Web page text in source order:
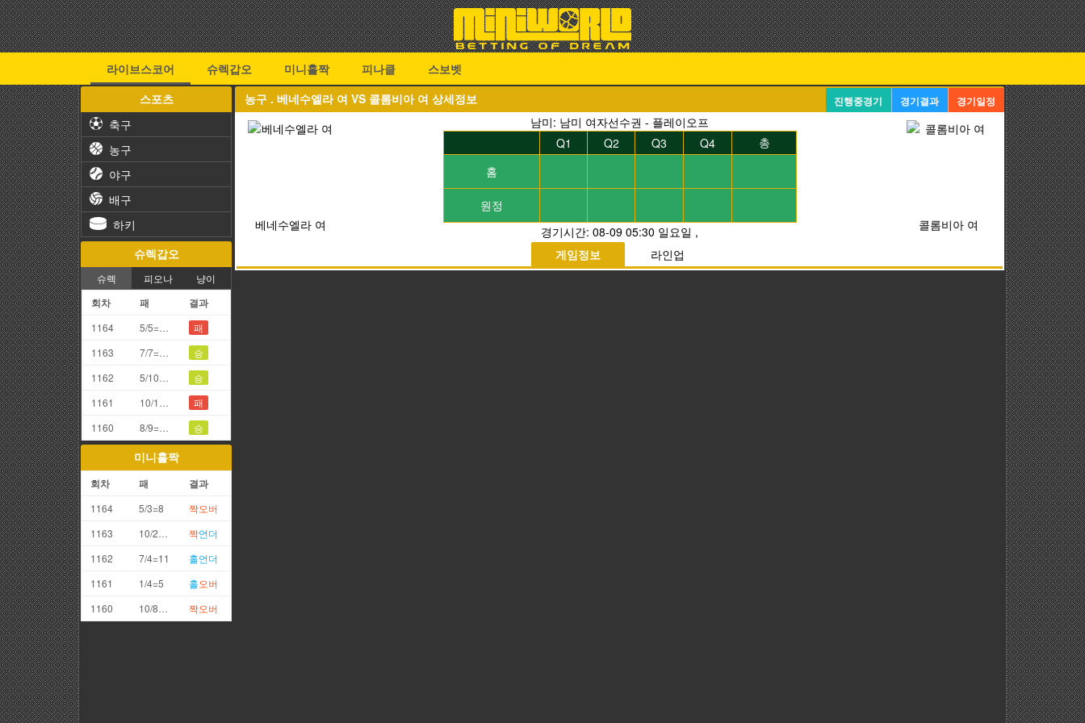
라이브스코어 슈렉갑오 미니홀짝 피나클
스보벳
스포츠
축구
농구
야구
배구
하키
슈렉갑오
슈렉 피오나 냥이
회차 패 결과
1164 5/5=0끗(망통)
패
1163
7/7=4끗
승
1162
5/10=5끗
승
1161
10/10=0끗(망통)
패
1160
8/9=7끗 승
미니홀짝
회차 패 결과
1164 5/3=8 짝오버
1163
10/2=12 짝언더
1162
7/4=11 홀언더
1161
1/4=5 홀오버
1160
10/8=18 짝오버
농구 . 베네수엘라 여 VS 콜롬비아 여 상세정보 진행중경기 경기결과 경기일정
베네수엘라 여
남미: 남미 여자선수권 - 플레이오프
Q1
Q2 Q3 Q4
총
홈
원정
경기시간:08-09 05:30 일요일 ,
콜롬비아 여
게임정보
라인업